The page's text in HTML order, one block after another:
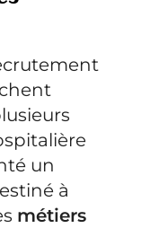
un
à
métiers